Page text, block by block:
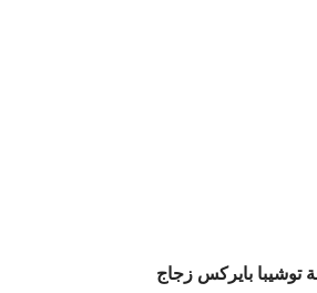
توشيبا بايركس زجاج